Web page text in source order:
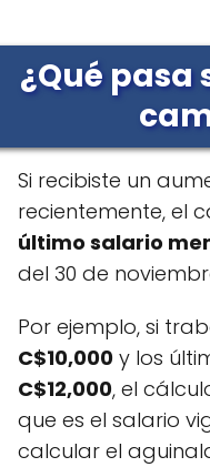
¿Qué pasa
Si recibiste un
recientemente, el
último salario
del 30 de
Por ejemplo, si
C$10,000 y los
C$12,000, el
que es el salario
calcular el